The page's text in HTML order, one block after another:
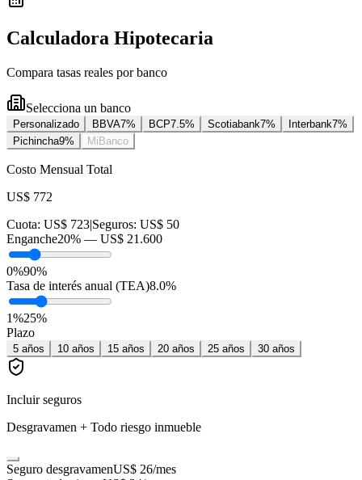
Calculadora Hipotecaria
Compara tasas reales por banco
Selecciona un banco
Personalizado BBVA7% BCP7.5% Scotiabank7% Interbank7%
Pichincha9% MiBanco
Costo Mensual Total
US$ 772
Cuota: US$ 723|Seguros: US$ 50
Enganche20% — US$ 21.600
0%90%
Tasa de interés anual (TEA)8.0%
1%25%
Plazo
5 años 10 años 15 años 20 años 25 años 30 años
Incluir seguros
Desgravamen + Todo riesgo inmueble
Seguro desgravamenUS$ 26/mes